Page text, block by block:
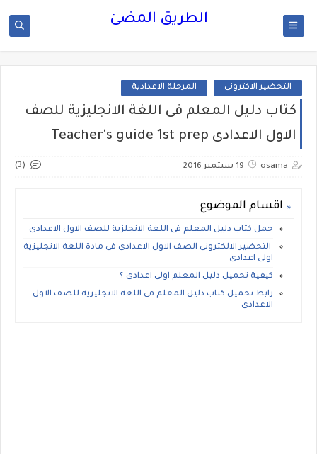
الطريق المضئ
التحضير الاكترونى المرحلة الاعدادية
كتاب دليل المعلم فى اللغة الانجليزية للصف
الاول الاعدادى Teacher's guide 1st prep
osama 19 سبتمبر 2016 (3)
اقسام الموضوع
حمل كتاب دليل المعلم فى اللغة الانجلزية للصف الاول الاعدادى
التحضير الالكترونى الصف الاول الاعدادى فى مادة اللغة الانجليزية
اولى اعدادى
كيفية تحميل دليل المعلم اولى اعدادى ؟
رابط تحميل كتاب دليل المعلم فى اللغة الانجليزية للصف الاول
الاعدادى